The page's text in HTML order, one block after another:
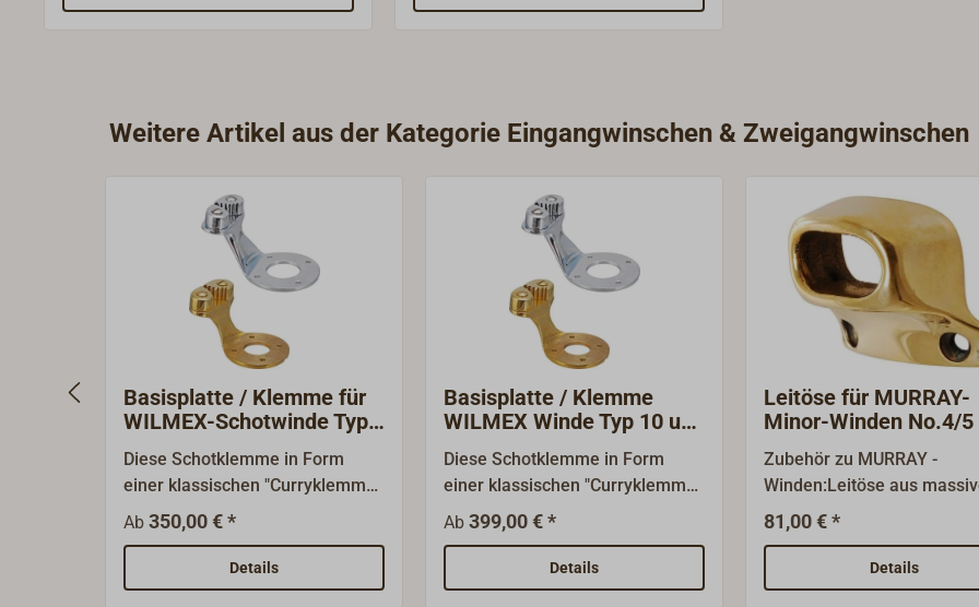
verschraubt. Daher heisst sie auch
Schotwinden Typ 08 (1991-008)
montiert werden.Lieferung ohne
verschraubt. Daher heisst sie auch
Schotwinden Typ 10 (1991-010) und
an den WILMEX Knarrpoller Typ SW2
werden.Lieferung ohne Schotwinde.
Weitere Artikel aus der Kategorie Eingangwinschen & Zweigangwinschen
Basisplatte / Klemme für
WILMEX-Schotwinde Typ
08
Diese Schotklemme in Form
einer klassischen "Curryklemme"
erlaubt das schnelle Belegen der
Schot direkt an der Schotwinde.
Sie wird fest mit der Basis der
Wisch verschraubt. Daher heisst
Ab 350,00 € *
Details
Basisplatte / Klemme
WILMEX Winde Typ 10 und
SW2
Diese Schotklemme in Form
einer klassischen "Curryklemme"
erlaubt das schnelle Belegen der
Schot direkt an der Schotwinde.
Sie wird fest mit der Basis der
Wisch verschraubt. Daher heisst
Ab 399,00 € *
Details
Leitöse für MURRAY-
Minor-Winden No.4/5
Zubehör zu MURRAY -
Winden:Leitöse aus
Gussbronze, handpoliert. Die
Leitöse wird direkt an die
Grundplatte der MURRAY -
Schotwinde angeschraubt
81,00 € *
Details